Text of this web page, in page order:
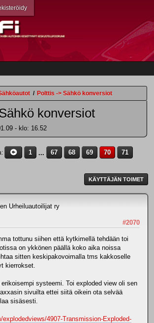
/ Polttis -> Sähkö konversiot
konversiot
- klo: 16.52
1 ... 67 68 69 70 71
KÄYTTÄJÄN TOIMET
Urheiluautoilijat ry
#2070
tottunu siihen että kytkimellä tehdään toi
on ykkönen päällä koko aika noissa
sitten keskipakovoimalla tms kakkoselle
kierrokset.
systeemi. Toi exploded view oli sen
sivuilta ettei siitä oikein ota selvää
sisäsesti.
4907-Transmission-Exploded-